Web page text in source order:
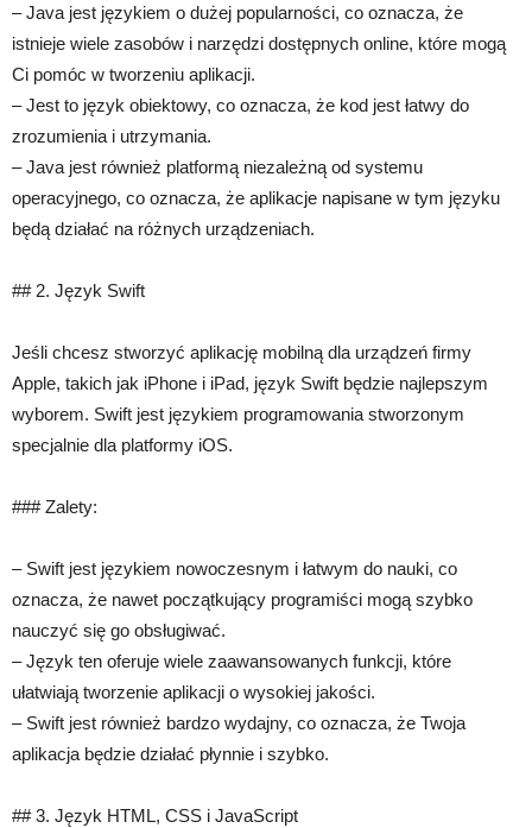
– Java jest językiem o dużej popularności, co oznacza, że
istnieje wiele zasobów i narzędzi dostępnych online, które mogą
Ci pomóc w tworzeniu aplikacji.
– Jest to język obiektowy, co oznacza, że kod jest łatwy do
zrozumienia i utrzymania.
– Java jest również platformą niezależną od systemu
operacyjnego, co oznacza, że aplikacje napisane w tym języku
będą działać na różnych urządzeniach.
## 2. Język Swift
Jeśli chcesz stworzyć aplikację mobilną dla urządzeń firmy
Apple, takich jak iPhone i iPad, język Swift będzie najlepszym
wyborem. Swift jest językiem programowania stworzonym
specjalnie dla platformy iOS.
### Zalety:
– Swift jest językiem nowoczesnym i łatwym do nauki, co
oznacza, że nawet początkujący programiści mogą szybko
nauczyć się go obsługiwać.
– Język ten oferuje wiele zaawansowanych funkcji, które
ułatwiają tworzenie aplikacji o wysokiej jakości.
– Swift jest również bardzo wydajny, co oznacza, że Twoja
aplikacja będzie działać płynnie i szybko.
## 3. Język HTML, CSS i JavaScript